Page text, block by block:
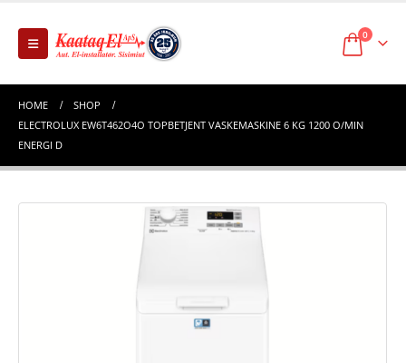
0
HOME
SHOP
ELECTROLUX EW6T462O4O TOPBETJENT VASKEMASKINE 6 KG 1200 O/MIN
ENERGI D